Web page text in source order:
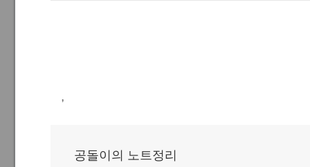
,
공돌이의 노트정리